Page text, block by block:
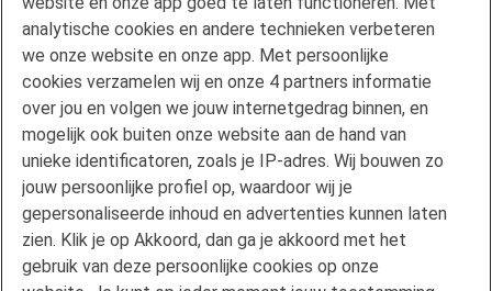
Klachtenregeling
Privacyverklaring
Disclaimer
Gebruikersvoorwaarden FAN
Actuele rente
Downloads
Kredietgids
Toegang aanvragen
analytische cookies en andere technieken verbeteren
we onze website en onze app. Met persoonlijke
cookies verzamelen wij en onze 4 partners informatie
over jou en volgen we jouw internetgedrag binnen, en
mogelijk ook buiten onze website aan de hand van
unieke identificatoren, zoals je IP-adres. Wij bouwen zo
jouw persoonlijke profiel op, waardoor wij je
gepersonaliseerde inhoud en advertenties kunnen laten
zien. Klik je op Akkoord, dan ga je akkoord met het
gebruik van deze persoonlijke cookies op onze